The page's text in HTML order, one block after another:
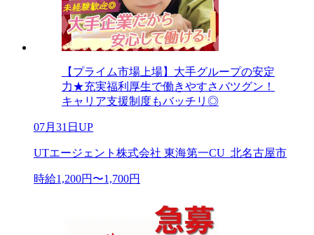
【プライム市場上場】大手グループの安定
力★充実福利厚生で働きやすさバツグン！
キャリア支援制度もバッチリ◎
07月31日UP
UTエージェント株式会社 東海第一CU_北名古屋市
時給1,200円〜1,700円